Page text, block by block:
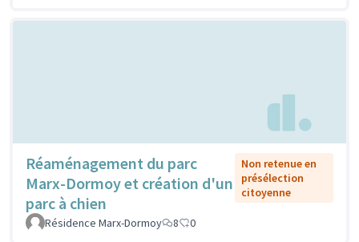
Réaménagement du parc
Marx-Dormoy et création d'un
parc à chien
Non retenue en
présélection
citoyenne
Résidence Marx-Dormoy 8 0